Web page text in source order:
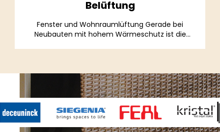
Belüftung
Fenster und Wohnraumlüftung Gerade bei
Neubauten mit hohem Wärmeschutz ist die